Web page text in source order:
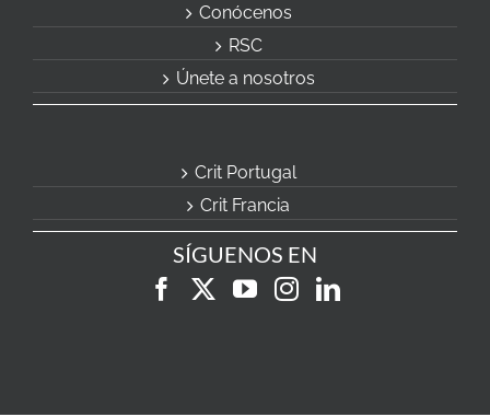
Conócenos
RSC
Únete a nosotros
Crit Portugal
Crit Francia
SÍGUENOS EN